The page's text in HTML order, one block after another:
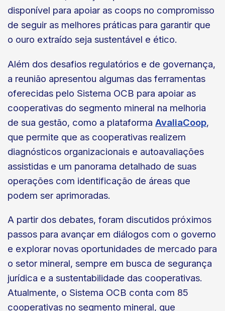
disponível para apoiar as coops no compromisso
de seguir as melhores práticas para garantir que
o ouro extraído seja sustentável e ético.
Além dos desafios regulatórios e de governança,
a reunião apresentou algumas das ferramentas
oferecidas pelo Sistema OCB para apoiar as
cooperativas do segmento mineral na melhoria
de sua gestão, como a plataforma AvaliaCoop,
que permite que as cooperativas realizem
diagnósticos organizacionais e autoavaliações
assistidas e um panorama detalhado de suas
operações com identificação de áreas que
podem ser aprimoradas.
A partir dos debates, foram discutidos próximos
passos para avançar em diálogos com o governo
e explorar novas oportunidades de mercado para
o setor mineral, sempre em busca de segurança
jurídica e a sustentabilidade das cooperativas.
Atualmente, o Sistema OCB conta com 85
cooperativas no segmento mineral, que